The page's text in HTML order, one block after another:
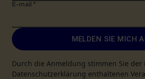
E-mail *
MELDEN SIE MICH
Durch die Anmeldung stimmen Sie der
Datenschutzerklärung enthaltenen